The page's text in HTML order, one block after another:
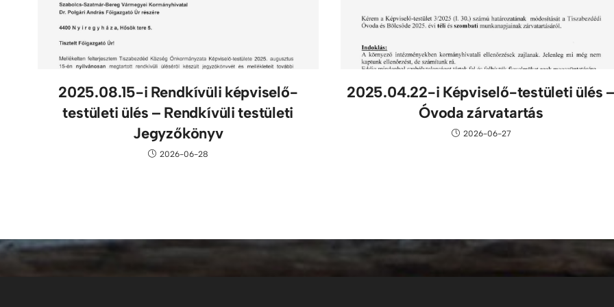
2025.08.15-i Rendkívüli képviselő-
testületi ülés – Rendkívüli testületi
Jegyzőkönyv
2026-06-28
2025.04.22-i Képviselő-testületi ülés
Óvoda zárvatartás
2026-06-27